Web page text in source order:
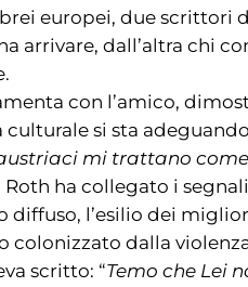
europei, due scrittori
arrivare, dall’altra chi
con l’amico,
si sta
mi trattano come
Roth ha collegato i
l’esilio dei
dalla
scritto: “Temo che Lei